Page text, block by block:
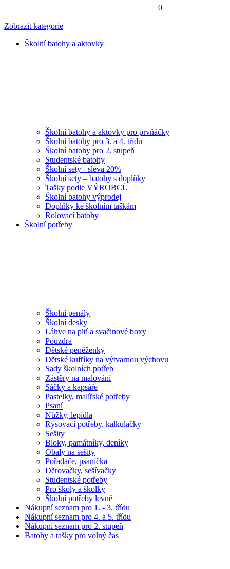
0
Zobrazit kategorie
Školní batohy a aktovky
Školní batohy a aktovky pro prvňáčky
Školní batohy pro 3. a 4. třídu
Školní batohy pro 2. stupeň
Studentské batohy
Školní sety - sleva 20%
Školní sety – batohy s doplňky
Tašky podle VÝROBCŮ
Školní batohy výprodej
Doplňky ke školním taškám
Rolovací batohy
Školní potřeby
Školní penály
Školní desky
Láhve na pití a svačinové boxy
Pouzdra
Dětské peněženky
Dětské kufříky na výtvarnou výchovu
Sady školních potřeb
Zástěry na malování
Sáčky a kapsáře
Pastelky, malířské potřeby
Psaní
Nůžky, lepidla
Rýsovací potřeby, kalkulačky
Sešity
Bloky, památníky, deníky
Obaly na sešity
Pořadače, psaníčka
Děrovačky, sešívačky
Studentské potřeby
Pro školy a školky
Školní potřeby levně
Nákupní seznam pro 1. - 3. třídu
Nákupní seznam pro 4. a 5. třídu
Nákupní seznam pro 2. stupeň
Batohy a tašky pro volný čas